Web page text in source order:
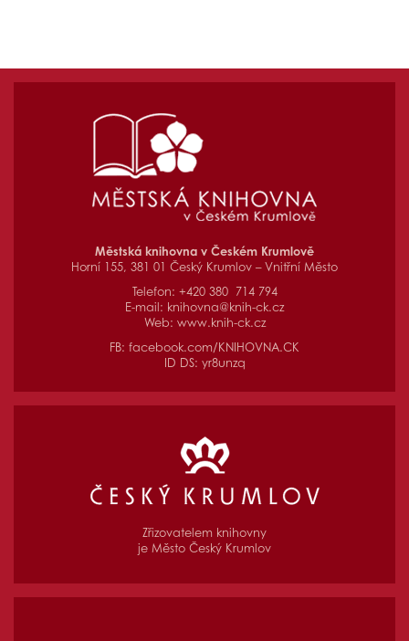
Městská knihovna v Českém Krumlově
Horní 155, 381 01 Český Krumlov – Vnitřní Město
Telefon: +420 380 714 794
E-mail: knihovna@knih-ck.cz
Web: www.knih-ck.cz
FB: facebook.com/KNIHOVNA.CK
ID DS: yr8unzq
Zřizovatelem knihovny
je Město Český Krumlov